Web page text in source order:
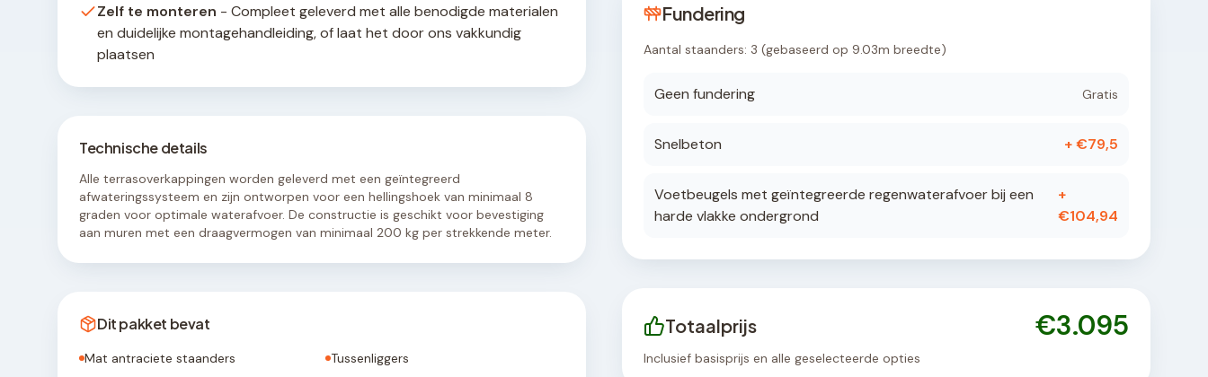
Zelf te monteren - Compleet geleverd met alle benodigde materialen
en duidelijke montagehandleiding, of laat het door ons vakkundig
plaatsen
Technische details
Alle terrasoverkappingen worden geleverd met een geïntegreerd
afwateringssysteem en zijn ontworpen voor een hellingshoek van minimaal 8
graden voor optimale waterafvoer. De constructie is geschikt voor bevestiging
aan muren met een draagvermogen van minimaal 200 kg per strekkende meter.
Dit pakket bevat
Mat antraciete staanders
Tussenliggers
Fundering
Aantal staanders: 3 (gebaseerd op 9.03m breedte)
Geen fundering Gratis
Snelbeton + €79,5
Voetbeugels met geïntegreerde regenwaterafvoer bij een
harde vlakke ondergrond
+
€104,94
Totaalprijs €3.095
Inclusief basisprijs en alle geselecteerde opties